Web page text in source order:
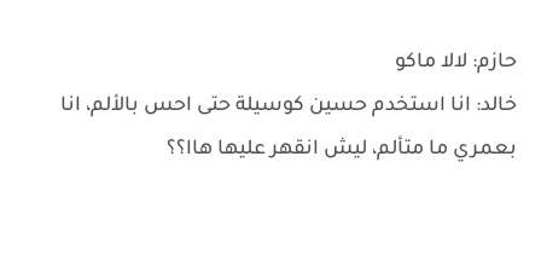
حازم: لالا ماكو
خالد: انا استخدم حسين كوسيلة حتى احس بالألم، انا
بعمري ما متألم، ليش انقهر عليها هاا؟؟